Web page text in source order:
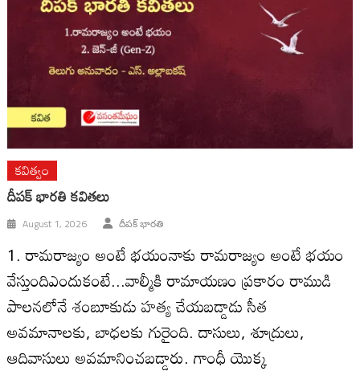
కవిత్వం
దీపక్ భారతి కవితలు
August 1, 2026 దీపక్ భారతి
1. రామరాజ్యం అంటే భయంనాకు రామరాజ్యం అంటే భయం
వేస్తుందిఎందుకంటే...వాల్మీకి రామాయణం ప్రకారం రాముడి
పాలనలోనే శంబూకుడు హత్య చేయబడ్డాడు సీత
అవమానాలకు, బాధలకు గురైంది. దాసులు, శూద్రులు,
ఆదివాసులు అవమానించబడ్డారు. గాంధీ యొక్క